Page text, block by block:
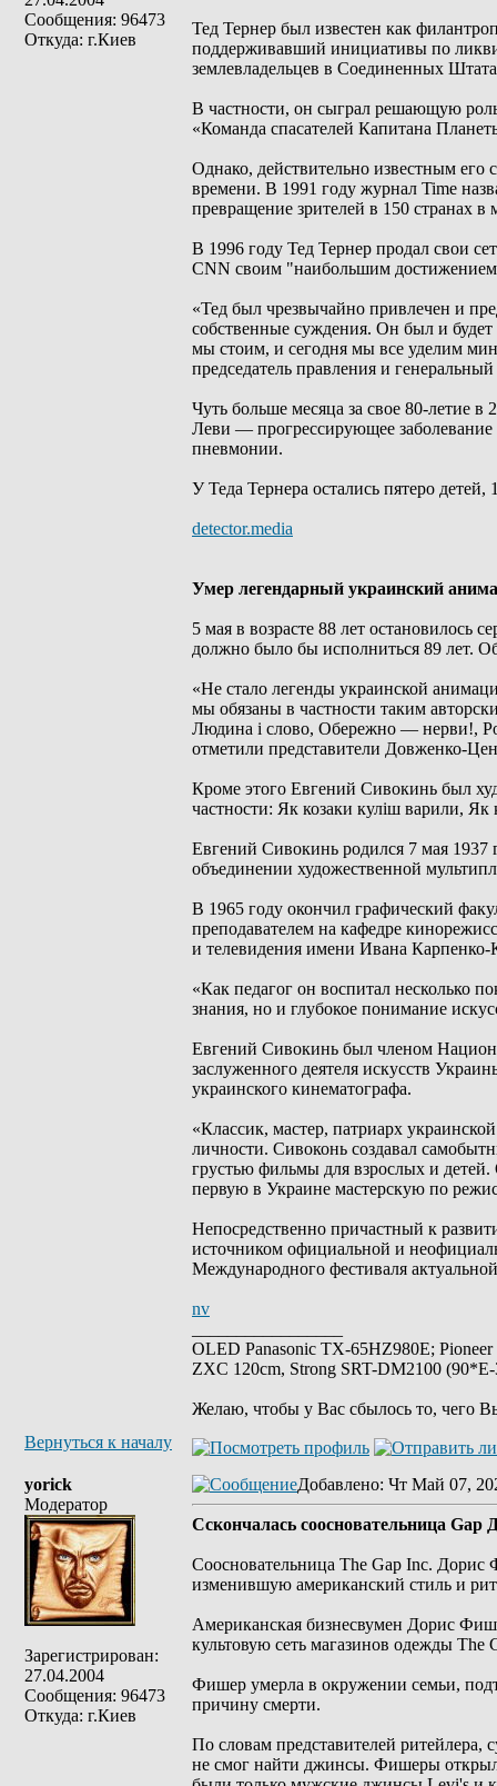
Сообщения: 96473
Откуда: г.Киев
Тед Тернер был известен как
поддерживавший инициативы по
землевладельцев в Соединенных
В частности, он сыграл решающую
«Команда спасателей Капитана
Однако, действительно известным его
времени. В 1991 году журнал Time
превращение зрителей в 150 странах
В 1996 году Тед Тернер продал свои
CNN своим "наибольшим
«Тед был чрезвычайно привлечен и
собственные суждения. Он был и будет
мы стоим, и сегодня мы все уделим
председатель правления и
Чуть больше месяца за свое 80-летие
Леви — прогрессирующее заболевание
пневмонии.
У Теда Тернера остались пятеро
detector.media
Умер легендарный украинский
5 мая в возрасте 88 лет остановилось
должно было бы исполниться 89 лет.
«Не стало легенды украинской
мы обязаны в частности таким
Людина і слово, Обережно — нерви!,
отметили представители Довженко-
Кроме этого Евгений Сивокинь был
частности: Як козаки куліш варили, Як
Евгений Сивокинь родился 7 мая 1937
объединении художественной
В 1965 году окончил графический
преподавателем на кафедре
и телевидения имени Ивана Карпенко-
«Как педагог он воспитал несколько
знания, но и глубокое понимание
Евгений Сивокинь был членом
заслуженного деятеля искусств
украинского кинематографа.
«Классик, мастер, патриарх
личности. Сивоконь создавал
грустью фильмы для взрослых и детей.
первую в Украине мастерскую по
Непосредственно причастный к
источником официальной и
Международного фестиваля
nv
OLED Panasonic TX-65HZ980E;
ZXC 120cm, Strong SRT-DM2100
Желаю, чтобы у Вас сбылось то, чего
Вернуться к началу
yorick
Модератор
Зарегистрирован:
27.04.2004
Сообщения: 96473
Откуда: г.Киев
Добавлено: Чт Май 07,
Сскончалась cоосновательница
Соосновательница The Gap Inc. Дорис
изменившую американский стиль и
Американская бизнесвумен Дорис
культовую сеть магазинов одежды The
Фишер умерла в окружении семьи,
причину смерти.
По словам представителей
не смог найти джинсы. Фишеры